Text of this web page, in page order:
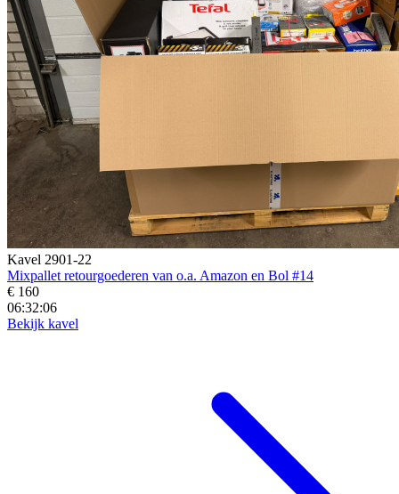
Kavel 2901-22
Mixpallet retourgoederen van o.a. Amazon en Bol #14
€ 160
06:32:04
Bekijk kavel